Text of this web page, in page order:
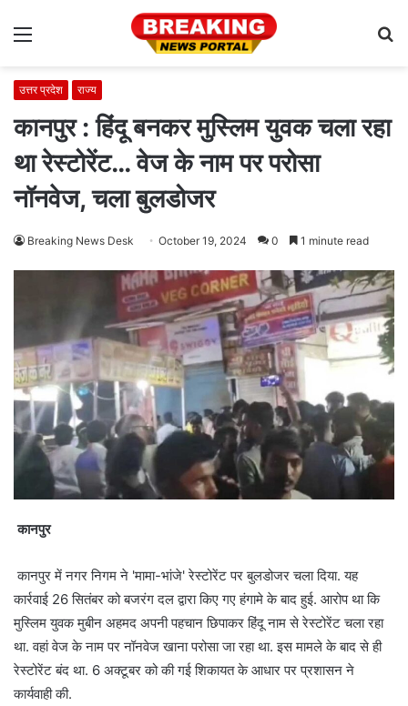
Menu
उत्तर प्रदेश राज्य
कानपुर : हिंदू बनकर मुस्लिम युवक चला रहा
था रेस्टोरेंट… वेज के नाम पर परोसा
नॉनवेज, चला बुलडोजर
Breaking News Desk October 19, 2024 0 1 minute read
कानपुर
कानपुर में नगर निगम ने 'मामा-भांजे' रेस्टोरेंट पर बुलडोजर चला दिया. यह
कार्रवाई 26 सितंबर को बजरंग दल द्वारा किए गए हंगामे के बाद हुई. आरोप था कि
मुस्लिम युवक मुबीन अहमद अपनी पहचान छिपाकर हिंदू नाम से रेस्टोरेंट चला रहा
था. वहां वेज के नाम पर नॉनवेज खाना परोसा जा रहा था. इस मामले के बाद से ही
रेस्टोरेंट बंद था. 6 अक्टूबर को की गई शिकायत के आधार पर प्रशासन ने
कार्यवाही की.